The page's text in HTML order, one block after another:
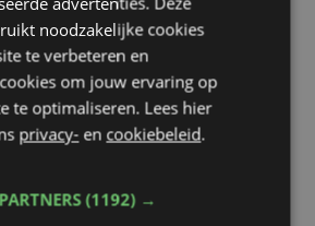
augustus | 11:57
versterken dienst in AZ
voltijdse gynaecoloog
noodzakelijke cookies
te verbeteren en
om jouw ervaring op
te optimaliseren. Lees hier
privacy- en cookiebeleid.
(1192) →